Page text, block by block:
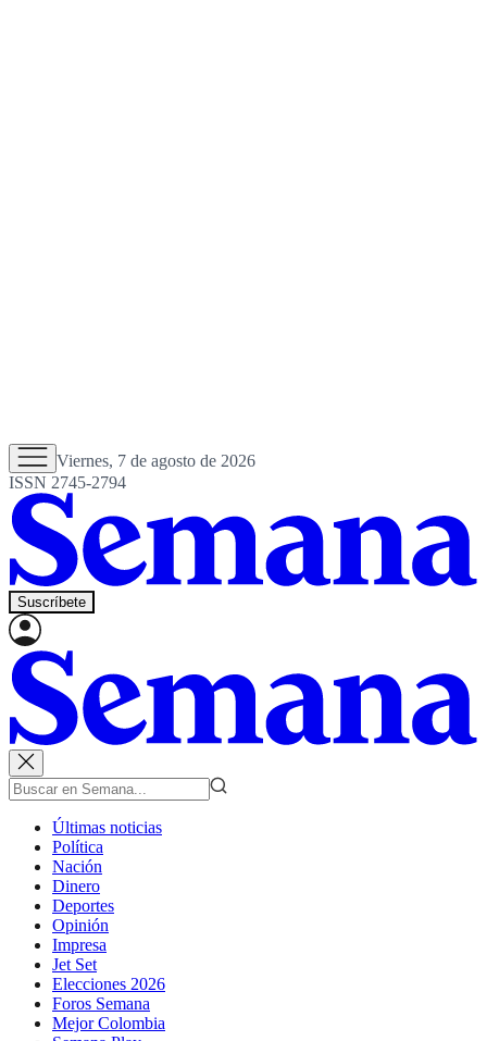
Viernes, 7 de agosto de 2026
ISSN 2745-2794
Suscríbete
Últimas noticias
Política
Nación
Dinero
Deportes
Opinión
Impresa
Jet Set
Elecciones 2026
Foros Semana
Mejor Colombia